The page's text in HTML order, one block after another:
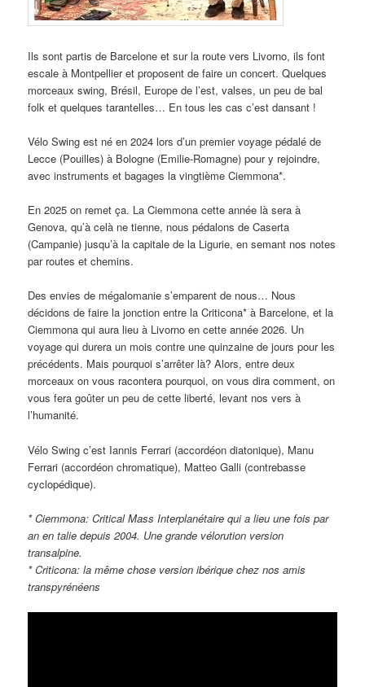
Ils sont partis de Barcelone et sur la route vers Livorno, ils font
escale à Montpellier et proposent de faire un concert. Quelques
morceaux swing, Brésil, Europe de l’est, valses, un peu de bal
folk et quelques tarantelles… En tous les cas c’est dansant !
Vélo Swing est né en 2024 lors d’un premier voyage pédalé de
Lecce (Pouilles) à Bologne (Emilie-Romagne) pour y rejoindre,
avec instruments et bagages la vingtième Ciemmona*.
En 2025 on remet ça. La Ciemmona cette année là sera à
Genova, qu’à celà ne tienne, nous pédalons de Caserta
(Campanie) jusqu’à la capitale de la Ligurie, en semant nos notes
par routes et chemins.
Des envies de mégalomanie s’emparent de nous… Nous
décidons de faire la jonction entre la Criticona* à Barcelone, et la
Ciemmona qui aura lieu à Livorno en cette année 2026. Un
voyage qui durera un mois contre une quinzaine de jours pour les
précédents. Mais pourquoi s’arrêter là? Alors, entre deux
morceaux on vous racontera pourquoi, on vous dira comment, on
vous fera goûter un peu de cette liberté, levant nos vers à
l’humanité.
Vélo Swing c’est Iannis Ferrari (accordéon diatonique), Manu
Ferrari (accordéon chromatique), Matteo Galli (contrebasse
cyclopédique).
* Ciemmona: Critical Mass Interplanétaire qui a lieu une fois par
an en talie depuis 2004. Une grande vélorution version
transalpine.
* Criticona: la même chose version ibérique chez nos amis
transpyrénéens